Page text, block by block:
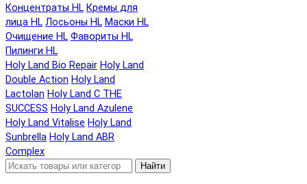
Концентраты HL Кремы для
лица HL Лосьоны HL Маски HL
Очищение HL Фавориты HL
Пилинги HL
Holy Land Bio Repair Holy Land
Double Action Holy Land
Lactolan Holy Land C THE
SUCCESS Holy Land Azulene
Holy Land Vitalise Holy Land
Sunbrella Holy Land ABR
Complex
Найти